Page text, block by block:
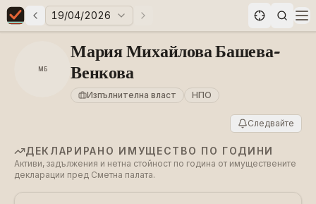
Elections in Bulgaria data statistics
Предни избори
19/04/2026 Следващи избори
МБ
Мария Михайлова Башева-
Венкова
Изпълнителна власт НПО
Следвайте
ДЕКЛАРИРАНО ИМУЩЕСТВО ПО ГОДИНИ
Активи, задължения и нетна стойност по година от имуществените
декларации пред Сметна палата.